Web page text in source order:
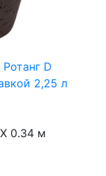
D
2,25 л
0.34 м